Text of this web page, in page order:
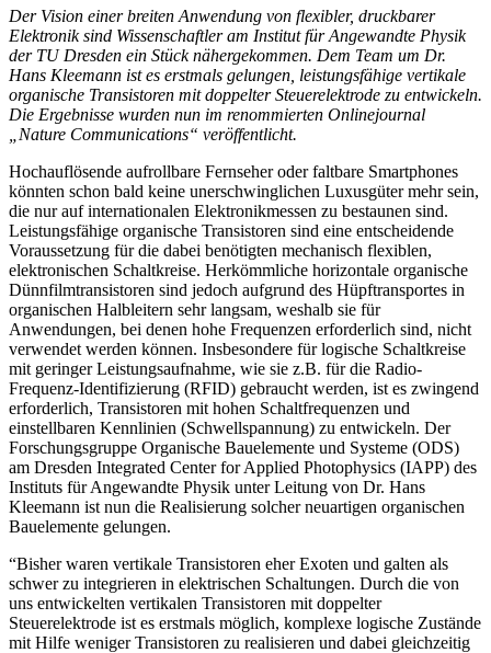
Der Vision einer breiten Anwendung von flexibler, druckbarer
Elektronik sind Wissenschaftler am Institut für Angewandte Physik
der TU Dresden ein Stück nähergekommen. Dem Team um Dr.
Hans Kleemann ist es erstmals gelungen, leistungsfähige vertikale
organische Transistoren mit doppelter Steuerelektrode zu entwickeln.
Die Ergebnisse wurden nun im renommierten Onlinejournal
„Nature Communications“ veröffentlicht.
Hochauflösende aufrollbare Fernseher oder faltbare Smartphones
könnten schon bald keine unerschwinglichen Luxusgüter mehr sein,
die nur auf internationalen Elektronikmessen zu bestaunen sind.
Leistungsfähige organische Transistoren sind eine entscheidende
Voraussetzung für die dabei benötigten mechanisch flexiblen,
elektronischen Schaltkreise. Herkömmliche horizontale organische
Dünnfilmtransistoren sind jedoch aufgrund des Hüpftransportes in
organischen Halbleitern sehr langsam, weshalb sie für
Anwendungen, bei denen hohe Frequenzen erforderlich sind, nicht
verwendet werden können. Insbesondere für logische Schaltkreise
mit geringer Leistungsaufnahme, wie sie z.B. für die Radio-
Frequenz-Identifizierung (RFID) gebraucht werden, ist es zwingend
erforderlich, Transistoren mit hohen Schaltfrequenzen und
einstellbaren Kennlinien (Schwellspannung) zu entwickeln. Der
Forschungsgruppe Organische Bauelemente und Systeme (ODS)
am Dresden Integrated Center for Applied Photophysics (IAPP) des
Instituts für Angewandte Physik unter Leitung von Dr. Hans
Kleemann ist nun die Realisierung solcher neuartigen organischen
Bauelemente gelungen.
“Bisher waren vertikale Transistoren eher Exoten und galten als
schwer zu integrieren in elektrischen Schaltungen. Durch die von
uns entwickelten vertikalen Transistoren mit doppelter
Steuerelektrode ist es erstmals möglich, komplexe logische Zustände
mit Hilfe weniger Transistoren zu realisieren und dabei gleichzeitig